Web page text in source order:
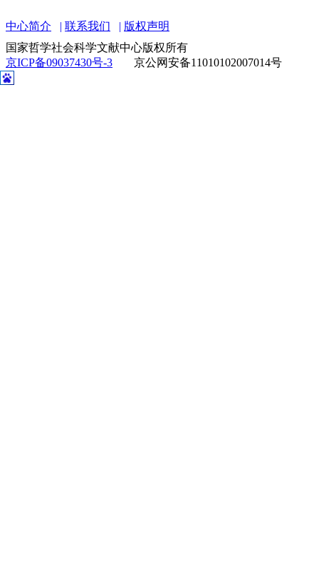
中心简介 联系我们
版权声明
国家哲学社会科学文献中心版权所有
京ICP备09037430号-3
京公网安备11010102007014号